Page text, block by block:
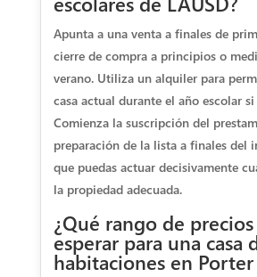
Apunta a una venta a finales de
cierre de compra a principios o
verano. Utiliza un alquiler para
casa actual durante el año escolar si
Comienza la suscripción del
preparación de la lista a finales del
que puedas actuar decisivamente
la propiedad adecuada.
¿Qué rango de
esperar para una casa
habitaciones en Porter